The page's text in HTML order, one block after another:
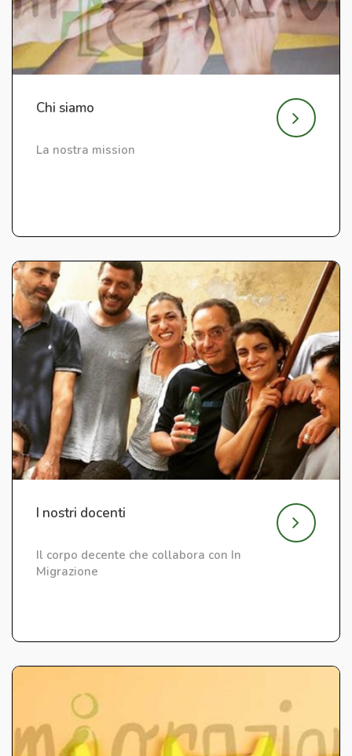
Chi siamo
La nostra mission
I nostri docenti
Il corpo decente che collabora con In
Migrazione